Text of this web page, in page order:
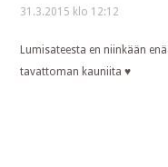
31.3.2015 klo 12:12
Lumisateesta en niinkään
tavattoman kauniita ♥